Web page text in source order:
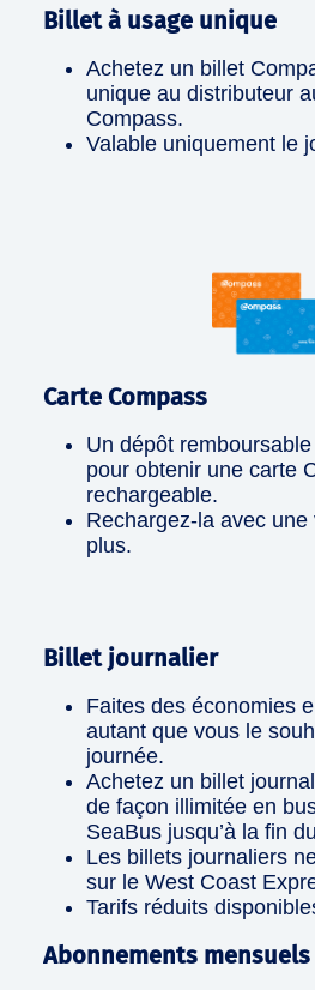
Billet à usage unique
Achetez un billet
unique au distributeur
Compass.
Valable uniquement le
Carte Compass
Un dépôt
pour obtenir une carte
rechargeable.
Rechargez-la avec
plus.
Billet journalier
Faites des économies
autant que vous le
journée.
Achetez un billet
de façon illimitée en
SeaBus jusqu’à la fin
Les billets journaliers
sur le West Coast
Tarifs réduits
Abonnements mensuels